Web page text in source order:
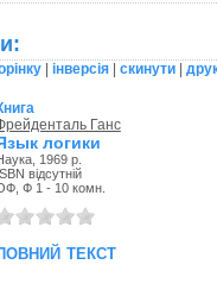
| інверсія| скинути|
Ганс
логики
1969 р.
відсутній
Ф 1 - 10 комн.
текст